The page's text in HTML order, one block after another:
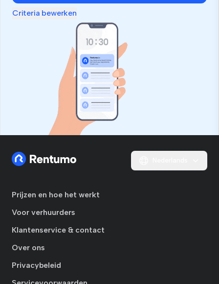
Criteria bewerken
Prijzen en hoe het werkt
Voor verhuurders
Klantenservice & contact
Over ons
Privacybeleid